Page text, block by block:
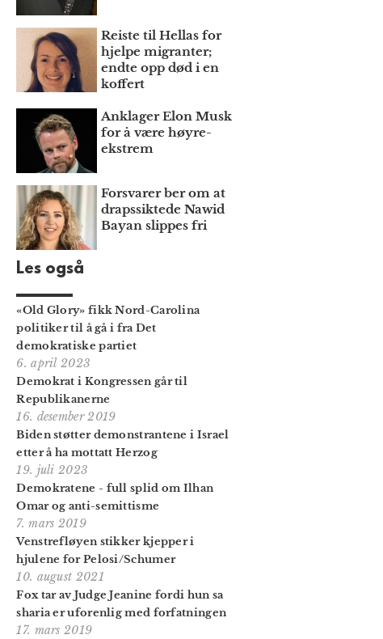
Reiste til Hellas for
hjelpe migranter;
endte opp død i en
koffert
Anklager Elon Musk
for å være høyre­
ekstrem
Forsvarer ber om at
draps­siktede Nawid
Bayan slippes fri
Les også
«Old Glory» fikk Nord-Carolina
politiker til å gå i fra Det
demokratiske partiet
6. april 2023
Demokrat i Kongressen går til
Republikanerne
16. desember 2019
Biden støtter demonstrantene i Israel
etter å ha mottatt Herzog
19. juli 2023
Demokratene - full splid om Ilhan
Omar og anti-semittisme
7. mars 2019
Venstrefløyen stikker kjepper i
hjulene for Pelosi/Schumer
10. august 2021
Fox tar av Judge Jeanine fordi hun sa
sharia er uforenlig med forfatningen
17. mars 2019